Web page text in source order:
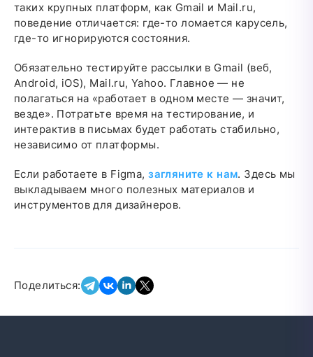
таких крупных платформ, как Gmail и Mail.ru,
поведение отличается: где-то ломается карусель,
где-то игнорируются состояния.
Обязательно тестируйте рассылки в Gmail (веб,
Android, iOS), Mail.ru, Yahoo. Главное — не
полагаться на «работает в одном месте — значит,
везде». Потратьте время на тестирование, и
интерактив в письмах будет работать стабильно,
независимо от платформы.
Если работаете в Figma,загляните к нам. Здесь мы
выкладываем много полезных материалов и
инструментов для дизайнеров.
Поделиться: